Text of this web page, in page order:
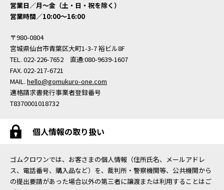
営業日／月〜金（土・日・祝を除く）
営業時間／10:00〜16:00
〒980-0804
宮城県仙台市青葉区大町1-3-7 裕ビル8F
TEL. 022-226-7652 直通:080-9639-1607
FAX. 022-217-6721
MAIL. hello@gomukuro-one.com
適格請求書発行事業者登録番号
T8370001018732
個人情報の取り扱い
ゴムクロワンでは、お客さまの個人情報（住所氏名、メールアドレ
ス、電話番号、購入品など）を、裁判所・警察機関等、公共機関から
の提出要請があった場合以外の第三者に譲渡または利用することはご